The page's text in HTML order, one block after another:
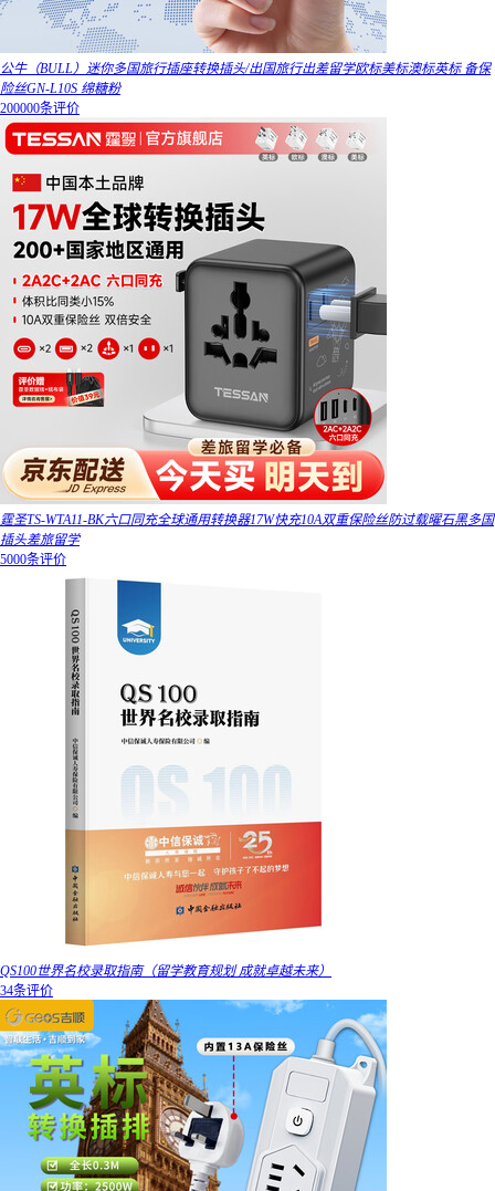
公牛（BULL）迷你多国旅行插座转换插头/出国旅行出差留学欧标美标澳标英标 备保
险丝GN-L10S 绵糖粉
200000条评价
霆圣TS-WTA11-BK六口同充全球通用转换器17W快充10A双重保险丝防过载曜石黑多国
插头差旅留学
5000条评价
QS100世界名校录取指南（留学教育规划 成就卓越未来）
34条评价